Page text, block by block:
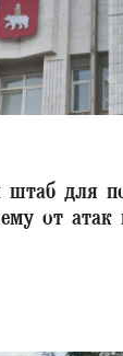
штаб для
от атак